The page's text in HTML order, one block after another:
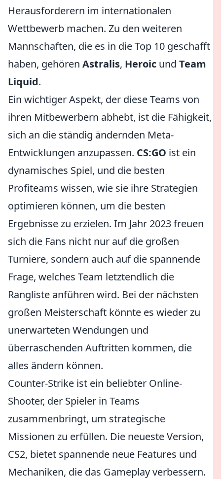
Herausforderern im internationalen
Wettbewerb machen. Zu den weiteren
Mannschaften, die es in die Top 10 geschafft
haben, gehören Astralis, Heroic und Team
Liquid.
Ein wichtiger Aspekt, der diese Teams von
ihren Mitbewerbern abhebt, ist die Fähigkeit,
sich an die ständig ändernden Meta-
Entwicklungen anzupassen. CS:GO ist ein
dynamisches Spiel, und die besten
Profiteams wissen, wie sie ihre Strategien
optimieren können, um die besten
Ergebnisse zu erzielen. Im Jahr 2023 freuen
sich die Fans nicht nur auf die großen
Turniere, sondern auch auf die spannende
Frage, welches Team letztendlich die
Rangliste anführen wird. Bei der nächsten
großen Meisterschaft könnte es wieder zu
unerwarteten Wendungen und
überraschenden Auftritten kommen, die
alles ändern können.
Counter-Strike ist ein beliebter Online-
Shooter, der Spieler in Teams
zusammenbringt, um strategische
Missionen zu erfüllen. Die neueste Version,
CS2, bietet spannende neue Features und
Mechaniken, die das Gameplay verbessern.